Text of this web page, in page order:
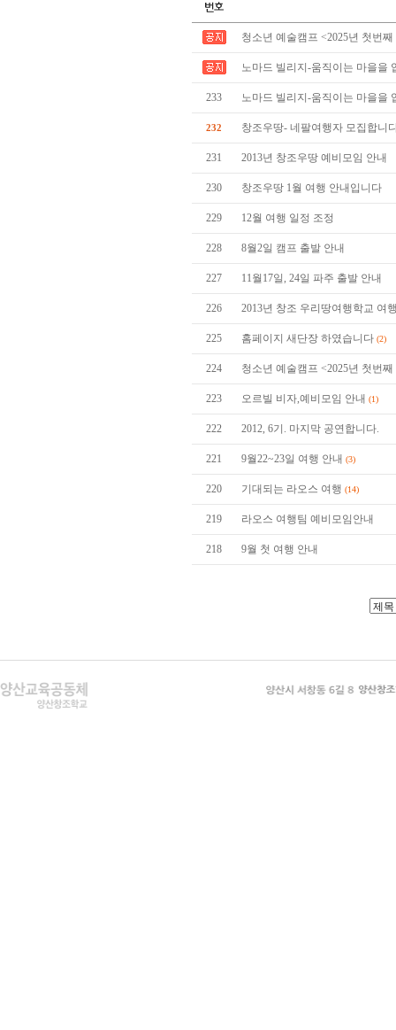
청소년 예술캠프 <2025년 첫번
노마드 빌리지-움직이는 마을을
233 노마드 빌리지-움직이는 마을을
232 창조우땅- 네팔여행자 모집합니
231 2013년 창조우땅 예비모임 안내
230 창조우땅 1월 여행 안내입니다
229 12월 여행 일정 조정
228 8월2일 캠프 출발 안내
227 11월17일, 24일 파주 출발 안내
226 2013년 창조 우리땅여행학교 여
225 홈페이지 새단장 하였습니다 (2)
224 청소년 예술캠프 <2025년 첫번
223 오르빌 비자,예비모임 안내 (1)
222 2012, 6기. 마지막 공연합니다.
221 9월22~23일 여행 안내 (3)
220 기대되는 라오스 여행 (14)
219 라오스 여행팀 예비모임안내
218 9월 첫 여행 안내